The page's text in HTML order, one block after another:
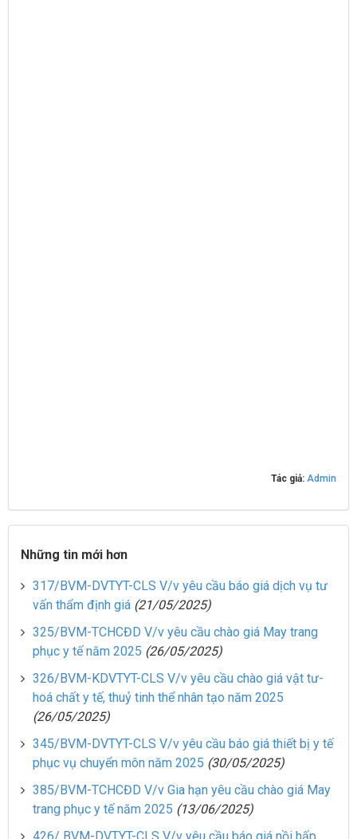
Tác giả: Admin
Những tin mới hơn
317/BVM-DVTYT-CLS V/v yêu cầu báo giá dịch vụ tư
vấn thẩm định giá (21/05/2025)
325/BVM-TCHCĐD V/v yêu cầu chào giá May trang
phục y tế năm 2025 (26/05/2025)
326/BVM-KDVTYT-CLS V/v yêu cầu chào giá vật tư-
hoá chất y tế, thuỷ tinh thể nhân tạo năm 2025
(26/05/2025)
345/BVM-DVTYT-CLS V/v yêu cầu báo giá thiết bị y tế
phục vụ chuyển môn năm 2025 (30/05/2025)
385/BVM-TCHCĐD V/v Gia hạn yêu cầu chào giá May
trang phục y tế năm 2025 (13/06/2025)